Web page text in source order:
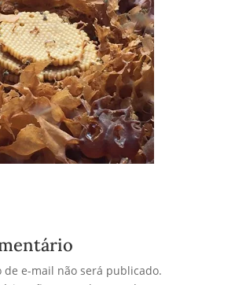
de e-mail não será publicado.